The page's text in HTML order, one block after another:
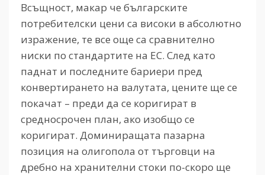
Всъщност, макар че българските
потребителски цени са високи в абсолютно
изражение, те все още са сравнително
ниски по стандартите на ЕС. След като
паднат и последните бариери пред
конвертирането на валутата, цените ще се
покачат – преди да се коригират в
средносрочен план, ако изобщо се
коригират. Доминиращата пазарна
позиция на олигопола от търговци на
дребно на хранителни стоки по-скоро ще